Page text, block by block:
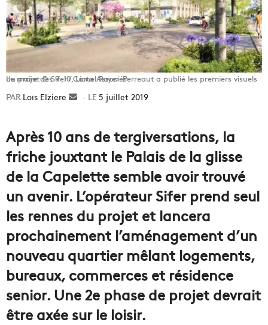
Le maire des 9-10, Lionel Royer-Perreaut a publié les premiers visuels du projet © Sifer / Carta Associés
Loïs Elziere
Envoyer5 juillet 2019
Après 10 ans de tergiversations, la
friche jouxtant le Palais de la glisse
de la Capelette semble avoir trouvé
un avenir. L’opérateur Sifer prend seul
les rennes du projet et lancera
prochainement l’aménagement d’un
nouveau quartier mêlant logements,
bureaux, commerces et résidence
senior. Une 2e phase de projet devrait
être axée sur le loisir.